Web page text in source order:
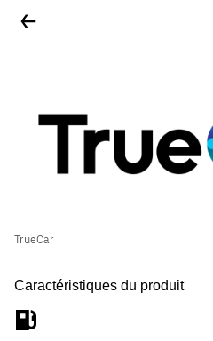
TrueCar
Caractéristiques du produit